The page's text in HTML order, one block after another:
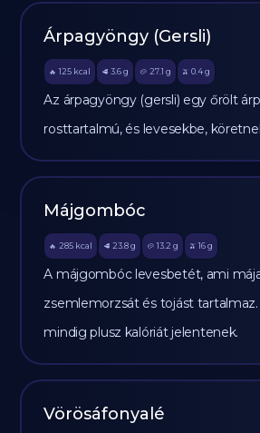
Árpagyöngy (Gersli)
🔥 125 kcal 🥩 3.6 g 🥔 27.1 g 🫒 0.4 g
Az árpagyöngy (gersli) egy őrölt
rosttartalmú, és levesekbe,
Májgombóc
🔥 285 kcal 🥩 23.8 g 🥔 13.2 g 🫒 16 g
A májgombóc levesbetét, ami
zsemlemorzsát és tojást
mindig plusz kalóriát jelentenek.
Vörösáfonyalé